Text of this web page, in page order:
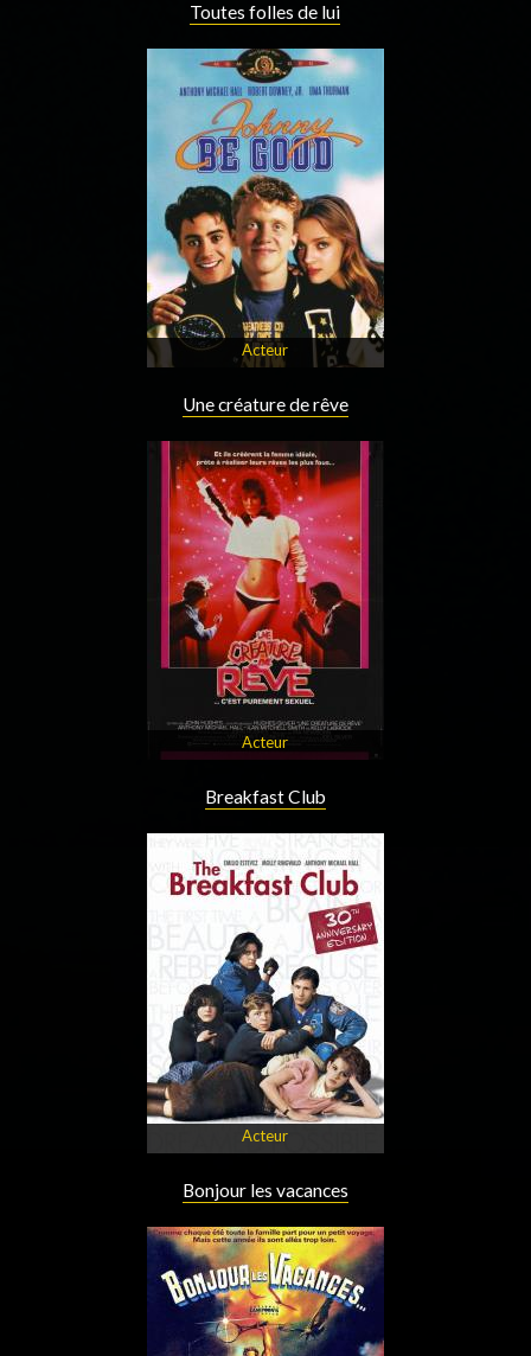
Toutes folles de lui
Acteur
Une créature de rêve
Acteur
Breakfast Club
Acteur
Bonjour les vacances